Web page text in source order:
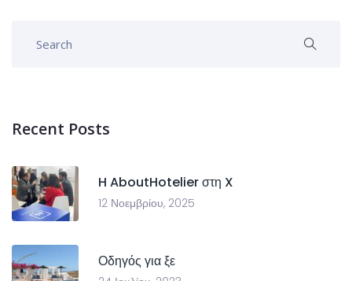
Recent Posts
H AboutHotelier στη X
12 Νοεμβρίου, 2025
Οδηγός για ξε